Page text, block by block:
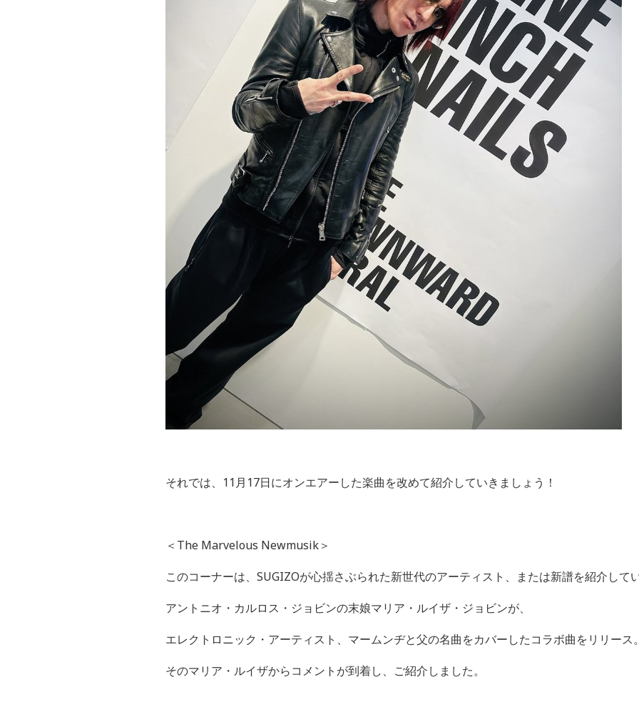
それでは、 11月 17日にオンエアーした楽曲を改めて紹介していきましょう！
＜ The Marvelous Newmusik＞
このコーナーは、 SUGIZOが心揺さぶられた新世代のアーティスト、または新譜を紹介してい
アントニオ・カルロス・ジョビンの末娘マリア・ルイザ・ジョビンが、
エレクトロニック・アーティスト、マームンヂと父の名曲をカバーしたコラボ曲をリリース。
そのマリア・ルイザからコメントが到着し、ご紹介しました。